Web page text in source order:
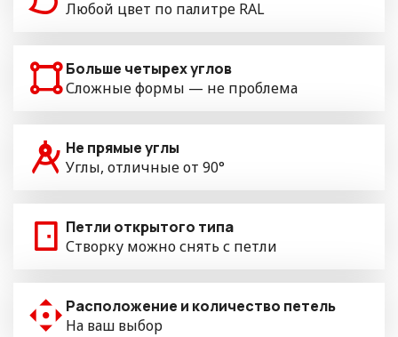
Любой цвет по палитре RAL
Больше четырех углов
Сложные формы — не проблема
Не прямые углы
Углы, отличные от 90°
Петли открытого типа
Створку можно снять с петли
Расположение и количество петель
На ваш выбор